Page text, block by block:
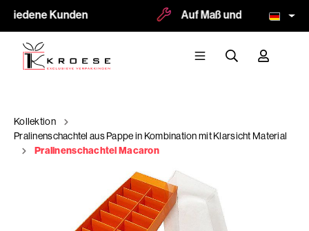
Kunden Auf Maß und Logodruck
Kollektion
Pralinenschachtel aus Pappe in Kombination mit Klarsicht Material
Pralinenschachtel Macaron